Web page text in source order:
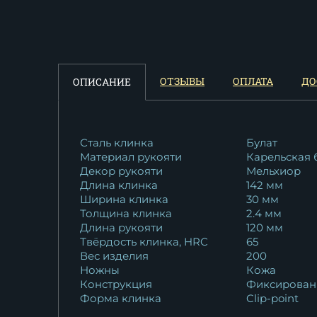
Нож Косач ХВ-5
стабилизированная...
Нож Оса сталь N690
карельская береза...
15 950
ОПИСАНИЕ ОТЗЫВЫ ОПЛАТА
Сталь клинка
Булат
Материал рукояти
Карельская
Декор рукояти
Мельхиор
Длина клинка
142 мм
Ширина клинка
30 мм
Толщина клинка
2.4 мм
Длина рукояти
120 мм
Твёрдость клинка, HRC
65
Вес изделия
200
Ножны
Кожа
Конструкция
Форма клинка
Clip-point